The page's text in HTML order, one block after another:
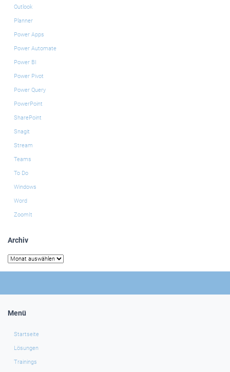
Outlook
Planner
Power Apps
Power Automate
Power BI
Power Pivot
Power Query
PowerPoint
SharePoint
Snagit
Stream
Teams
To Do
Windows
Word
ZoomIt
Archiv
Archiv
Menü
Startseite
Lösungen
Trainings